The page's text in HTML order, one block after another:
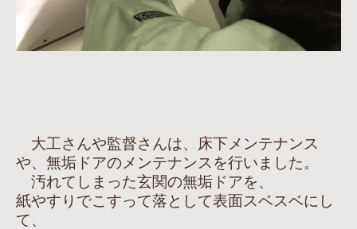
大工さんや監督さんは、床下メンテナンス
や、無垢ドアのメンテナンスを行いました。
汚れてしまった玄関の無垢ドアを、
紙やすりでこすって落として表面スベスベにし
て、